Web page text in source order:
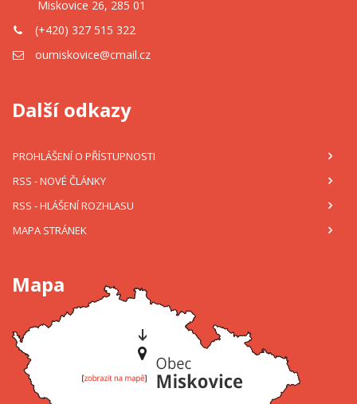
Miskovice 26, 285 01
(+420) 327 515 322
oumiskovice@cmail.cz
Další odkazy
PROHLÁŠENÍ O PŘÍSTUPNOSTI
RSS - NOVÉ ČLÁNKY
RSS - HLÁŠENÍ ROZHLASU
MAPA STRÁNEK
Mapa